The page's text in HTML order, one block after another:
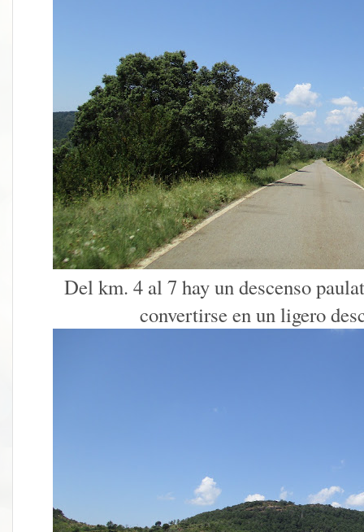
Del km. 4 al 7 hay un descenso
convertirse en un ligero